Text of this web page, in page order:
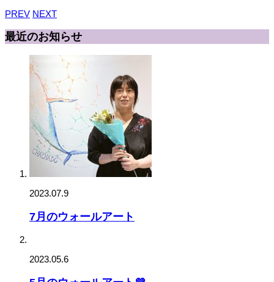
PREV NEXT
最近のお知らせ
2023.07.9
7月のウォールアート
2023.05.6